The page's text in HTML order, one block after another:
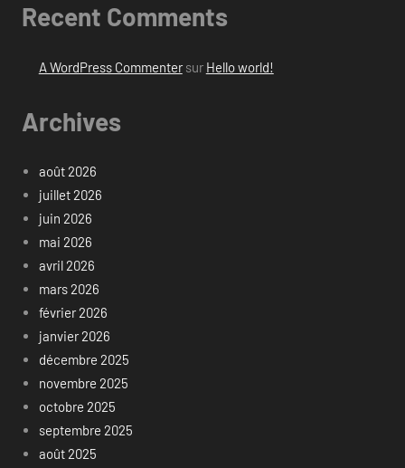
Recent Comments
A WordPress Commentersur Hello world!
Archives
août 2026
juillet 2026
juin 2026
mai 2026
avril 2026
mars 2026
février 2026
janvier 2026
décembre 2025
novembre 2025
octobre 2025
septembre 2025
août 2025